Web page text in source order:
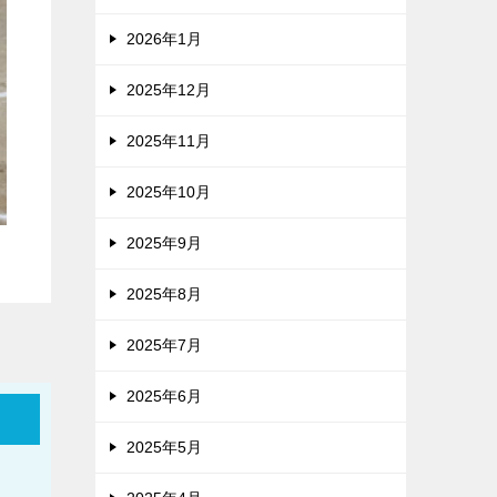
2026年1月
2025年12月
2025年11月
2025年10月
2025年9月
2025年8月
2025年7月
2025年6月
2025年5月